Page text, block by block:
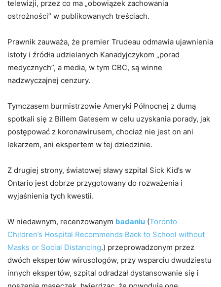
telewizji, przez co ma „obowiązek zachowania
ostrożności” w publikowanych treściach.
Prawnik zauważa, że premier Trudeau odmawia ujawnienia
istoty i źródła udzielanych Kanadyjczykom „porad
medycznych”, a media, w tym CBC, są winne
nadzwyczajnej cenzury.
Tymczasem burmistrzowie Ameryki Północnej z dumą
spotkali się z Billem Gatesem w celu uzyskania porady, jak
postępować z koronawirusem, chociaż nie jest on ani
lekarzem, ani ekspertem w tej dziedzinie.
Z drugiej strony, światowej sławy szpital Sick Kid’s w
Ontario jest dobrze przygotowany do rozważenia i
wyjaśnienia tych kwestii.
W niedawnym, recenzowanym badaniu (Toronto
Children’s Hospital Recommends Back to School without
Masks or Social Distancing.) przeprowadzonym przez
dwóch ekspertów wirusologów, przy wsparciu dwudziestu
innych ekspertów, szpital odradzał dystansowanie się i